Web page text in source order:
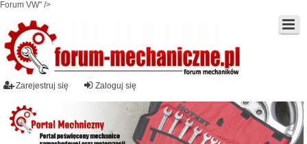
Forum VW" />
Zaloguj się
Zarejestruj się